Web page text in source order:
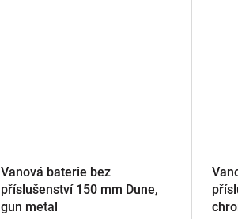
Vanová baterie bez
příslušenství 150 mm Dune,
gun metal